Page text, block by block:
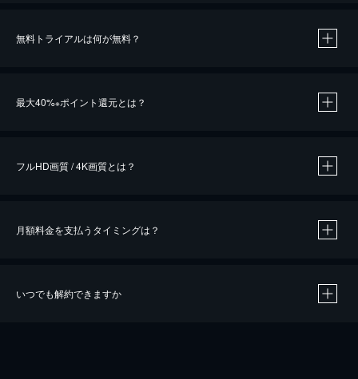
無料トライアルは何が無料？
最大40%※ポイント還元とは？
※40％ポイント還元の対象は、クレジットカード決済による作品の購入 / レンタルです。
iOSアプリのUコイン決済による作品の購入 / レンタルは、20％のポイント還元です。
フルHD画質 / 4K画質とは？
月額料金を支払うタイミングは？
いつでも解約できますか